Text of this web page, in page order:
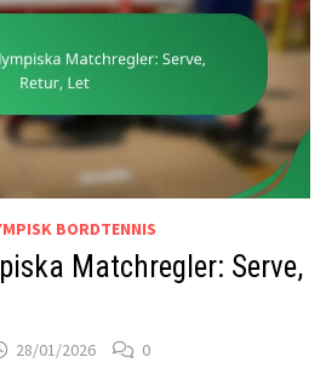
BORDTENNIS
Matchregler: Serve,
28/01/2026 0